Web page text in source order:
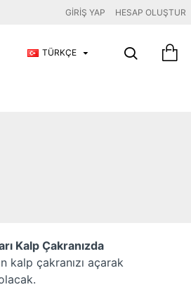
GIRIŞ YAP HESAP OLUŞTUR
TÜRKÇE
Kalp Çakranızda
kalp çakranızı açarak